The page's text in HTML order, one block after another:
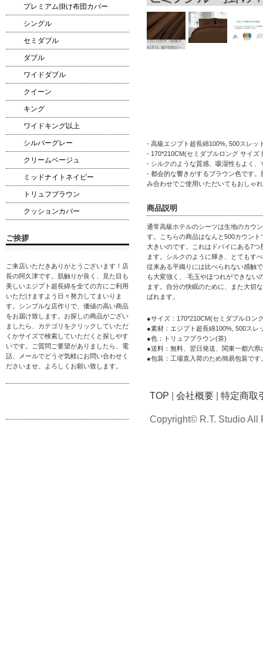
- 高級エジプト超長綿100%, 500スレ
- 170*210CM(セミダブルロング サイ
- シルクのような質感、吸湿性もよく
- 都会的な響きがするブラウン色です
み合わせでご使用いただいてもおしゃ
商品説明
通常高級ホテルのシーツは生地のカウ
す。こちらの商品はなんと500カウン
大きいのです。これはドバイにある7
ます。シルクのように輝き、とてもす
従来ある平織りには比べられない感触
も大変強く、 毛玉やほつれができない
ます。自分の快眠のために、また大切
ばれます。
●サイズ：170*210CM(セミダブルロ
●素材：エジプト超長綿100%, 500スレ
●色：トリュフブラウン(茶)
●送料：無料、翌日発送、関東一都六
●包装：工場直入荷のため簡易包装で
TOP 会社概要 特定商取
Copyright© R.T. Studio All
プレミアム掛け布団カバー
シングル
セミダブル
ダブル
ワイドダブル
クイーン
キング
ワイドキング以上
シルバーグレー
クリームベージュ
ミッドナイトネイビー
トリュフブラウン
クッションカバー
ご挨拶
ご来店いただきありがとうございます！店
長の阿久津です。肌触りが良く、見た目も
美しいエジプト超長綿を全ての方にご利用
いただけますよう日々努力してまいりま
す。シンプルな店作りで、価値の高い商品
をお届け致します。お探しの商品がござい
ましたら、カテゴリをクリックしていただ
くかサイズで検索していただくと探しやす
いです。ご質問ご要望がありましたら、電
話、メールでどうぞ気軽にお問い合わせく
ださいませ。よろしくお願い致します。